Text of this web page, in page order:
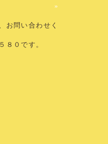
»
お問い合わせく
０です。